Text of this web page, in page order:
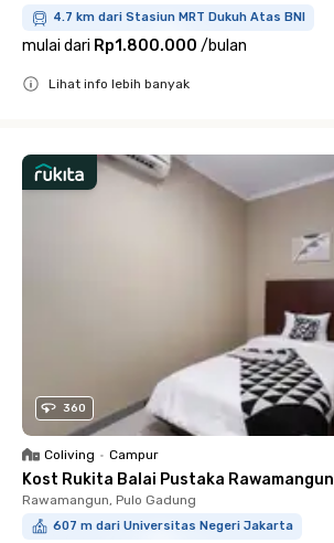
4.7 km dari Stasiun MRT Dukuh Atas BNI
mulai dari Rp1.800.000 /bulan
Lihat info lebih banyak
360
Coliving • Campur
Kost Rukita Balai Pustaka Rawamangun
Rawamangun, Pulo Gadung
607 m dari Universitas Negeri Jakarta